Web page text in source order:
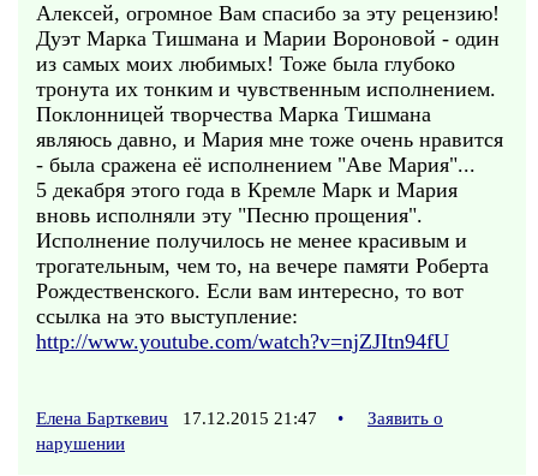
Алексей, огромное Вам спасибо за эту рецензию!
Дуэт Марка Тишмана и Марии Вороновой - один
из самых моих любимых! Тоже была глубоко
тронута их тонким и чувственным исполнением.
Поклонницей творчества Марка Тишмана
являюсь давно, и Мария мне тоже очень нравится
- была сражена её исполнением "Аве Мария"...
5 декабря этого года в Кремле Марк и Мария
вновь исполняли эту "Песню прощения".
Исполнение получилось не менее красивым и
трогательным, чем то, на вечере памяти Роберта
Рождественского. Если вам интересно, то вот
ссылка на это выступление:
http://www.youtube.com/watch?v=njZJItn94fU
Елена Барткевич 17.12.2015 21:47 •
Заявить о
нарушении